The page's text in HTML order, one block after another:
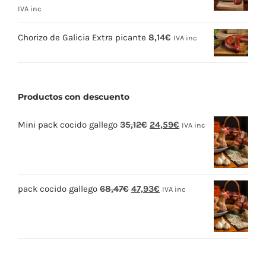
IVA inc
Chorizo de Galicia Extra picante 8,14€ IVA inc
Productos con descuento
Mini pack cocido gallego 35,12€ El
35,12€.
24,59€ El
24,59€.
IVA inc
pack cocido gallego 68,47€ El
47,93€ El
IVA inc